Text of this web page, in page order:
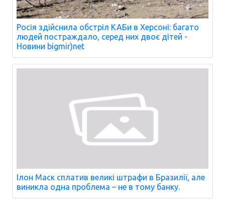
Росія здійснила обстріл КАБи в Херсоні: багато
людей постраждало, серед них двоє дітей -
Новини bigmir)net
Ілон Маск сплатив великі штрафи в Бразилії, але
виникла одна проблема – не в тому банку.